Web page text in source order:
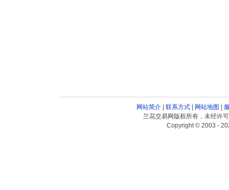
网站简介| 联系方式| 网站地图
兰花交易网版权所有，未经许
Copyright © 2003 -